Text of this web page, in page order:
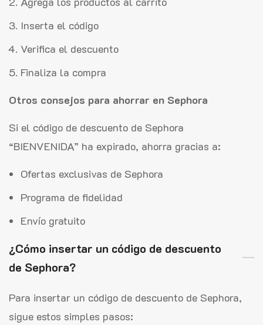
Inserta el código
Verifica el descuento
Finaliza la compra
Otros consejos para ahorrar en Sephora
Si el código de descuento de Sephora
“BIENVENIDA” ha expirado, ahorra gracias a:
Ofertas exclusivas de Sephora
Programa de fidelidad
Envío gratuito
¿Cómo insertar un código de descuento
de Sephora?
Para insertar un código de descuento de Sephora,
sigue estos simples pasos: